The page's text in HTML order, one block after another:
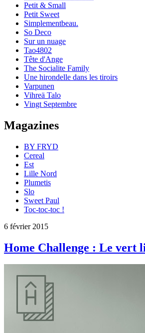
Petit & Small
Petit Sweet
Simplementbeau.
So Deco
Sur un nuage
Tao4802
Tête d'Ange
The Socialite Family
Une hirondelle dans les tiroirs
Varpunen
Vihreä Talo
Vingt Septembre
Magazines
BY FRYD
Cereal
Est
Lille Nord
Plumetis
Slo
Sweet Paul
Toc-toc-toc !
6 février 2015
Home Challenge : Le vert